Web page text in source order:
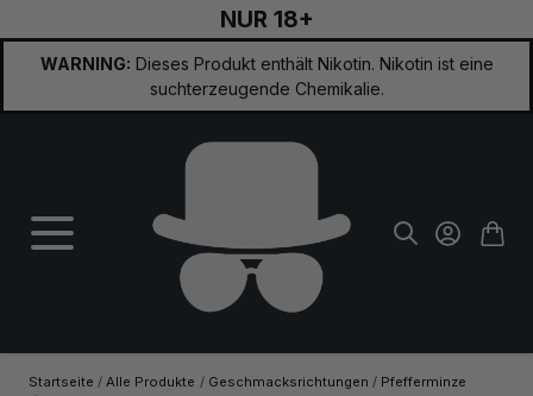
NUR 18+
WARNING: Dieses Produkt enthält Nikotin. Nikotin ist eine
suchterzeugende Chemikalie.
Startseite / Alle Produkte / Geschmacksrichtungen / Pfefferminze